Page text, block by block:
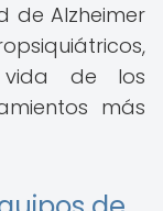
de Alzheimer
de los
más